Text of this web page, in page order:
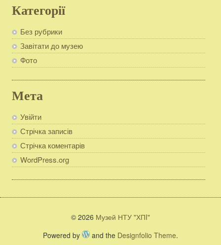
Категорії
Без рубрики
Завітати до музею
Фото
Мета
Увійти
Стрічка записів
Стрічка коментарів
WordPress.org
© 2026 Музей НТУ "ХПI"
Powered by
and the Designfolio Theme.